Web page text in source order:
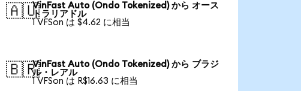
🇦🇺VinFast Auto (Ondo Tokenized) から オース
トラリアドル
1 VFSon は $4.62 に相当
🇧🇷VinFast Auto (Ondo Tokenized) から ブラジ
ル・レアル
1 VFSon は R$16.63 に相当